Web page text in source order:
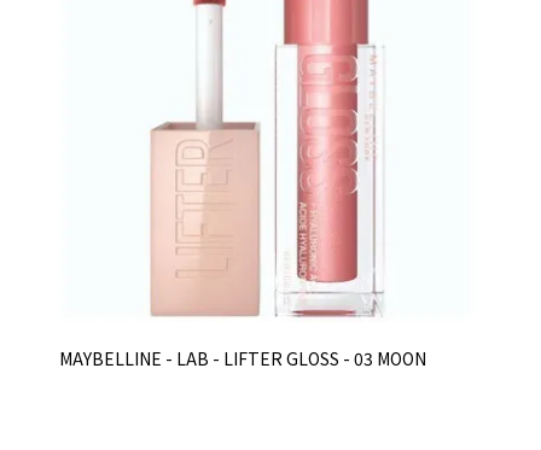
MAYBELLINE - LAB - LIFTER GLOSS - 03 MOON